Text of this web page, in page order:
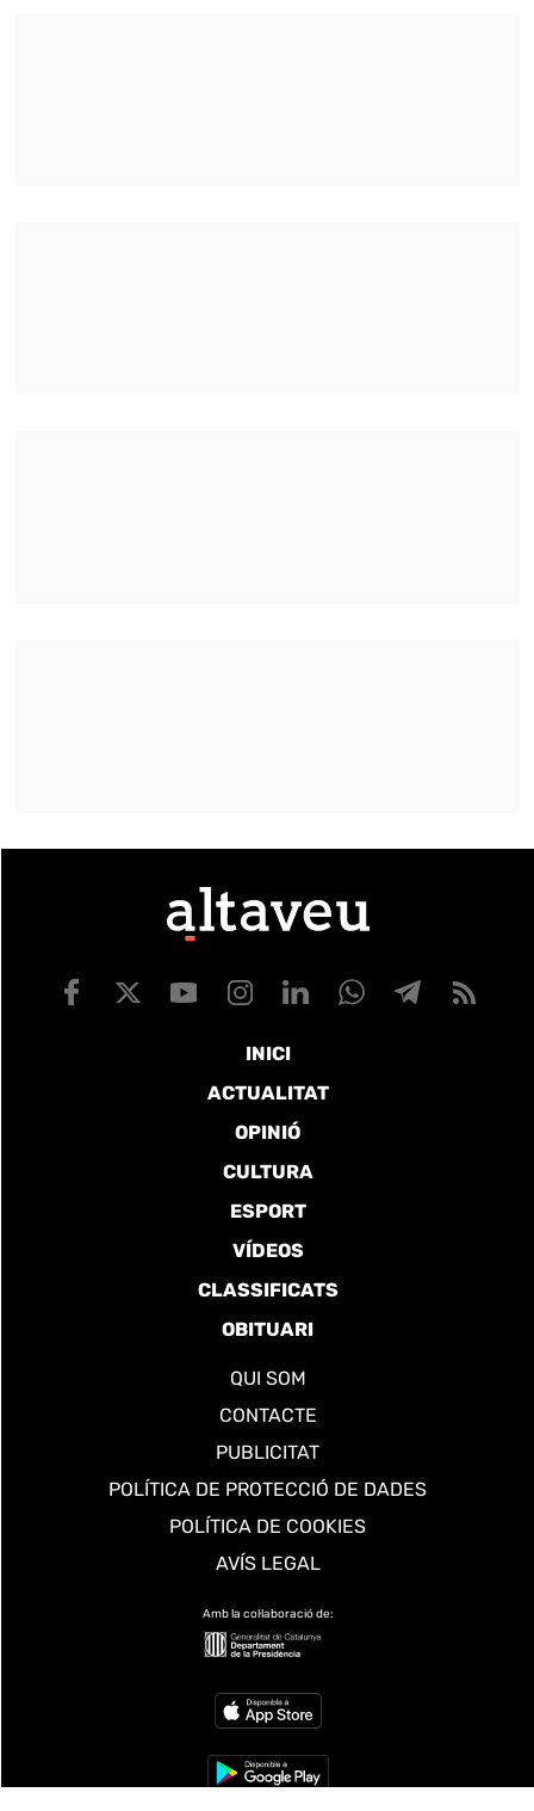
INICI
ACTUALITAT
OPINIÓ
CULTURA
ESPORT
VÍDEOS
CLASSIFICATS
OBITUARI
QUI SOM
CONTACTE
PUBLICITAT
POLÍTICA DE PROTECCIÓ DE DADES
POLÍTICA DE COOKIES
AVÍS LEGAL
Amb la col·laboració de: